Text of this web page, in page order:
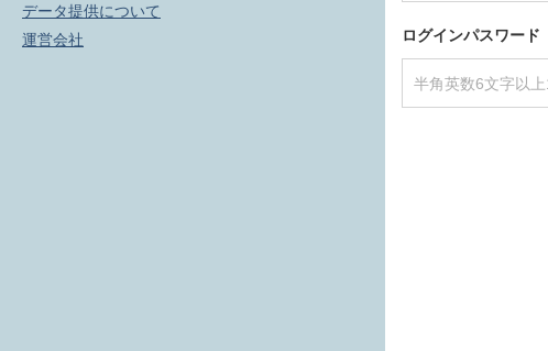
データ提供について
運営会社
ログインパスワード